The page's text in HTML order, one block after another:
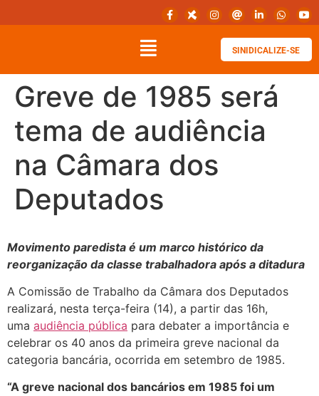
SINIDICALIZE-SE
Greve de 1985 será
tema de audiência
na Câmara dos
Deputados
Movimento paredista é um marco histórico da
reorganização da classe trabalhadora após a ditadura
A Comissão de Trabalho da Câmara dos Deputados
realizará, nesta terça-feira (14), a partir das 16h,
uma audiência pública para debater a importância e
celebrar os 40 anos da primeira greve nacional da
categoria bancária, ocorrida em setembro de 1985.
“A greve nacional dos bancários em 1985 foi um